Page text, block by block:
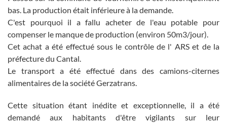
bas. La production était inférieure à la demande.
C'est pourquoi il a fallu acheter de l'eau potable pour
compenser le manque de production (environ 50m3/jour).
Cet achat a été effectué sous le contrôle de l' ARS et de la
préfecture du Cantal.
Le transport a été effectué dans des camions-citernes
alimentaires de la société Gerzatrans.
Cette situation étant inédite et exceptionnelle, il a été
demandé aux habitants d'être vigilants sur leur